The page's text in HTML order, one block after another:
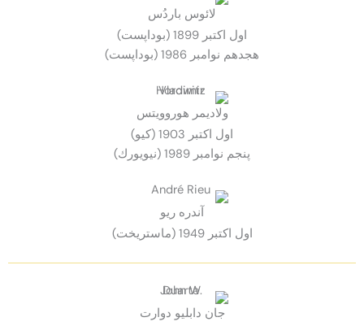
لائوس باردُس
اول اكتبر 1899 (بوداپست)
هجدهم نوامبر 1986 (بوداپست)
ولاديمر هوروويتس
اول اكتبر 1903 (كيو)
پنجم نوامبر 1989 (نيويورك)
آندره ريو
اول اكتبر 1949 (ماستریخت)
جان دابليو دوارت